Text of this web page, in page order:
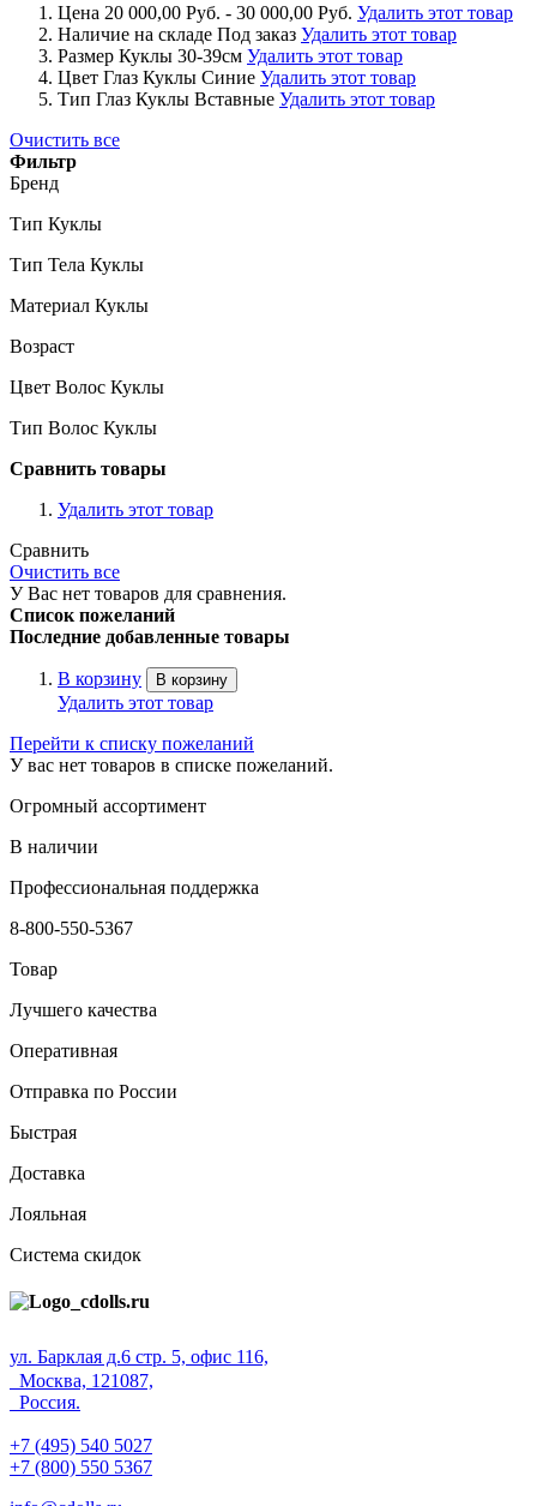
Цена 20 000,00 Руб. - 30 000,00 Руб. Удалить этот товар
Наличие на складе Под заказ Удалить этот товар
Размер Куклы 30-39см Удалить этот товар
Цвет Глаз Куклы Синие Удалить этот товар
Тип Глаз Куклы Вставные Удалить этот товар
Очистить все
Фильтр
Бренд
Тип Куклы
Тип Тела Куклы
Материал Куклы
Возраст
Цвет Волос Куклы
Тип Волос Куклы
Сравнить товары
Удалить этот товар
Сравнить
Очистить все
У Вас нет товаров для сравнения.
Список пожеланий
Последние добавленные товары
В корзину В корзину
Удалить этот товар
Перейти к списку пожеланий
У вас нет товаров в списке пожеланий.
Огромный ассортимент
В наличии
Профессиональная поддержка
8-800-550-5367
Товар
Лучшего качества
Оперативная
Отправка по России
Быстрая
Доставка
Лояльная
Система скидок
ул. Барклая д.6 стр. 5, офис 116,
Москва, 121087,
Россия.
+7 (495) 540 5027
+7 (800) 550 5367